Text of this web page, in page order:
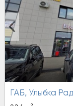
ГАБ, Улыбка